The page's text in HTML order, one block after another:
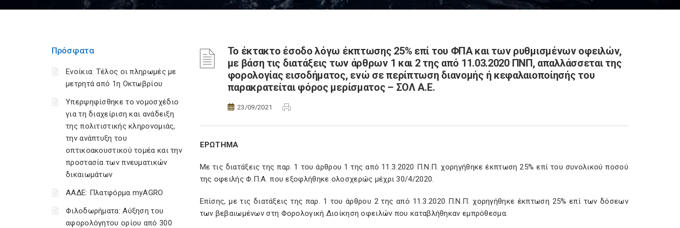
Πρόσφατα
Ενοίκια: Τέλος οι πληρωμές με
μετρητά από 1η Οκτωβρίου
Υπερψηφίσθηκε το νομοσχέδιο
για τη διαχείριση και ανάδειξη
της πολιτιστικής κληρονομιάς,
την ανάπτυξη του
οπτικοακουστικού τομέα και την
προστασία των πνευματικών
δικαιωμάτων
ΑΑΔΕ: Πλατφόρμα myAGRO
Φιλοδωρήματα: Αύξηση του
αφορολόγητου ορίου από 300
Το έκτακτο έσοδο λόγω έκπτωσης 25% επί του ΦΠΑ και των ρυθμισμένων οφειλών,
με βάση τις διατάξεις των άρθρων 1 και 2 της από 11.03.2020 ΠΝΠ, απαλλάσσεται της
φορολογίας εισοδήματος, ενώ σε περίπτωση διανομής ή κεφαλαιοποίησής του
παρακρατείται φόρος μερίσματος – ΣΟΛ Α.Ε.
23/09/2021
ΕΡΩΤΗΜΑ
Με τις διατάξεις της παρ. 1 του άρθρου 1 της από 11.3.2020 Π.Ν.Π. χορηγήθηκε έκπτωση 25% επί του συνολικού ποσού
της οφειλής Φ.Π.Α. που εξοφλήθηκε ολοσχερώς μέχρι 30/4/2020.
Επίσης, με τις διατάξεις της παρ. 1 του άρθρου 2 της από 11.3.2020 Π.Ν.Π. χορηγήθηκε έκπτωση 25% επί των δόσεων
των βεβαιωμένων στη Φορολογική Διοίκηση οφειλών που καταβλήθηκαν εμπρόθεσμα.